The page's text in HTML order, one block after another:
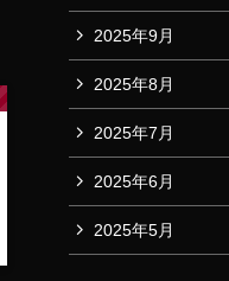
2025年9月
2025年8月
2025年7月
2025年6月
2025年5月